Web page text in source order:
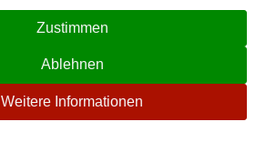
☉
Zustimmen
Ablehnen
Weitere Informationen